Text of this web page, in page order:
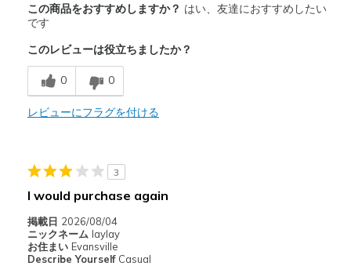
Comfortable
Width
Feels true to width
Sizing
View On Shoes
この商品をおすすめしますか？ はい、友達におすすめしたい
です
このレビューは役立ちましたか？
0 0
レビューにフラグを付ける
3
I would purchase again
掲載日 2026/08/04
ニックネーム laylay
お住まい Evansville
Describe Yourself Casual